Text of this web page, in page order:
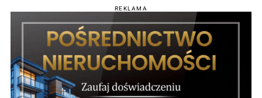
REKLAMA